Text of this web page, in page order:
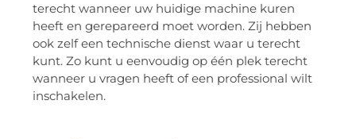
terecht wanneer uw huidige machine kuren
heeft en gerepareerd moet worden. Zij hebben
ook zelf een technische dienst waar u terecht
kunt. Zo kunt u eenvoudig op één plek terecht
wanneer u vragen heeft of een professional wilt
inschakelen.